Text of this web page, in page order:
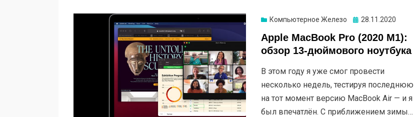
Компьютерное Железо Опубликовано
28.11.2020
Apple MacBook Pro (2020 M1):
обзор 13-дюймового ноутбука
В этом году я уже смог провести
несколько недель, тестируя последнюю
на тот момент версию MacBook Air — и я
был впечатлён. С приближением зимы…